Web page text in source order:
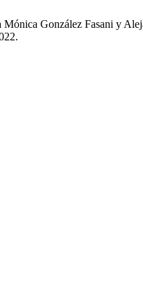
González Fasani y